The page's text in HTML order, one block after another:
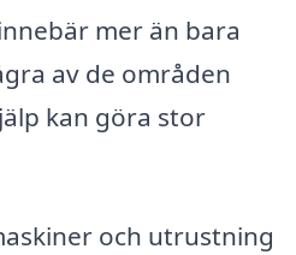
mer än bara
av de områden
kan göra stor
och utrustning